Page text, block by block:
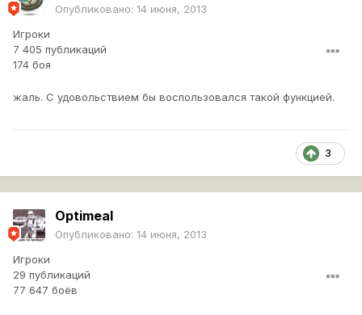
Опубликовано: 14 июня, 2013
Игроки
7 405 публикаций
174 боя
жаль. С удовольствием бы воспользовался такой функцией.
3
Optimeal
Опубликовано: 14 июня, 2013
Игроки
29 публикаций
77 647 боёв